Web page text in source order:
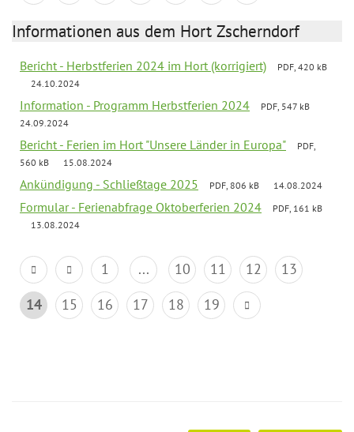
Informationen aus dem Hort Zscherndorf
Bericht - Herbstferien 2024 im Hort (korrigiert)
PDF, 420 kB
24.10.2024
Information - Programm Herbstferien 2024
PDF, 547 kB
24.09.2024
Bericht - Ferien im Hort "Unsere Länder in Europa"
PDF,
560 kB
15.08.2024
Ankündigung - Schließtage 2025 PDF, 806 kB 14.08.2024
Formular - Ferienabfrage Oktoberferien 2024
PDF, 161 kB
13.08.2024
1 ... 10 11 12
13
14
15 16 17 18 19